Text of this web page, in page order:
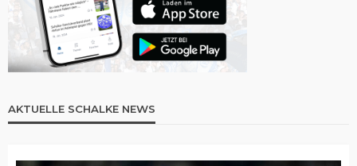
AKTUELLE SCHALKE NEWS